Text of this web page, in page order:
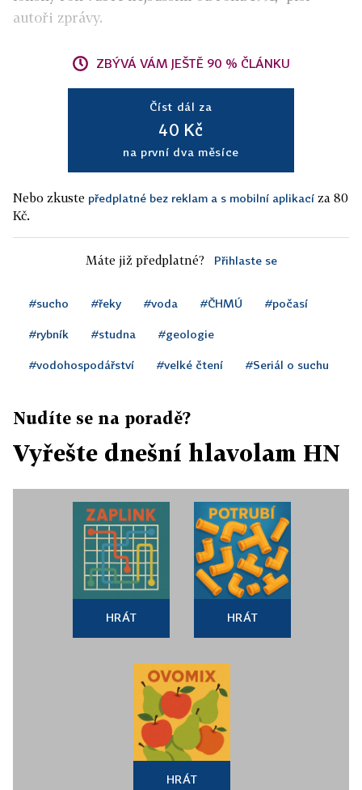
autoři zprávy.
ZBÝVÁ VÁM JEŠTĚ 90 % ČLÁNKU
Číst dál za
40 Kč
na první dva měsíce
Nebo zkuste předplatné bez reklam a s mobilní aplikací za 80
Kč.
Máte již předplatné? Přihlaste se
#sucho #řeky #voda #ČHMÚ #počasí
#rybník #studna #geologie
#vodohospodářství #velké čtení #Seriál o suchu
Nudíte se na poradě?
Vyřešte dnešní hlavolam HN
HRÁT HRÁT
HRÁT